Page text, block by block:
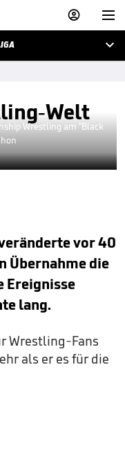



Welt
Wrestling am "Black
vor 40
Übernahme die
Ereignisse
lang.
Wrestling-Fans
als er es für die